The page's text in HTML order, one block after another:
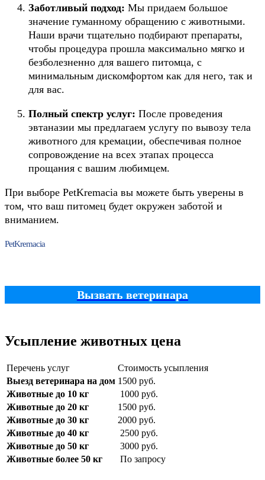
Заботливый подход: Мы придаем большое
значение гуманному обращению с животными.
Наши врачи тщательно подбирают препараты,
чтобы процедура прошла максимально мягко и
безболезненно для вашего питомца, с
минимальным дискомфортом как для него, так и
для вас.
Полный спектр услуг: После проведения
эвтаназии мы предлагаем услугу по вывозу тела
животного для кремации, обеспечивая полное
сопровождение на всех этапах процесса
прощания с вашим любимцем.
При выборе PetKremacia вы можете быть уверены в
том, что ваш питомец будет окружен заботой и
вниманием.
PetKremacia
Вызвать ветеринара
Усыпление животных цена
Перечень услуг
Стоимость усыпления
Выезд ветеринара на дом 1500 руб.
Животные до 10 кг
1000 руб.
Животные до 20 кг
1500 руб.
Животные до 30 кг
2000 руб.
Животные до 40 кг
2500 руб.
Животные до 50 кг
3000 руб.
Животные более 50 кг
По запросу